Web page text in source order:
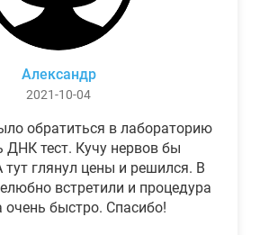
Александр
2021-10-04
обратиться в лабораторию
ДНК тест. Кучу нервов бы
глянул цены и решился. В
встретили и процедура
очень быстро. Спасибо!